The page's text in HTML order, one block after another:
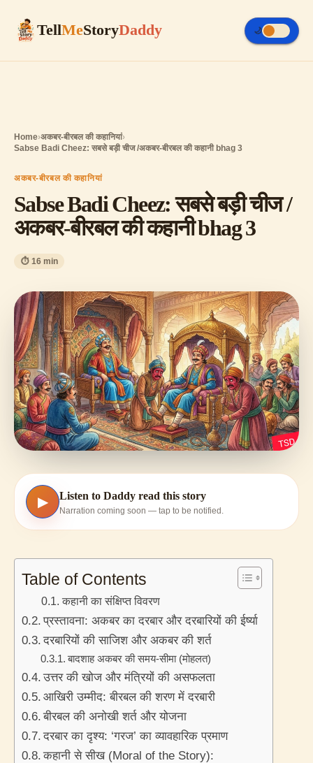
TellMeStoryDaddy 🌙
Home›अकबर-बीरबल की कहानियां›
Sabse Badi Cheez: सबसे बड़ी चीज /अकबर-बीरबल की कहानी bhag 3
अकबर-बीरबल की कहानियां
Sabse Badi Cheez: सबसे बड़ी चीज /
अकबर-बीरबल की कहानी bhag 3
⏱ 16 min
▶ Listen to Daddy read this story
Narration coming soon — tap to be notified.
Table of Contents
कहानी का संक्षिप्त विवरण
प्रस्तावना: अकबर का दरबार और दरबारियों की ईर्ष्या
दरबारियों की साजिश और अकबर की शर्त
बादशाह अकबर की समय-सीमा (मोहलत)
उत्तर की खोज और मंत्रियों की असफलता
आखिरी उम्मीद: बीरबल की शरण में दरबारी
बीरबल की अनोखी शर्त और योजना
दरबार का दृश्य: ‘गरज’ का व्यावहारिक प्रमाण
कहानी से सीख (Moral of the Story):